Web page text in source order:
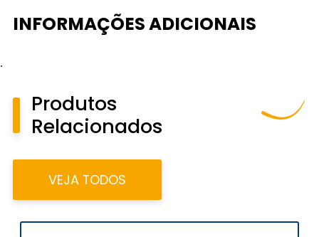
INFORMAÇÕES ADICIONAIS
.
Produtos
Relacionados
VEJA TODOS